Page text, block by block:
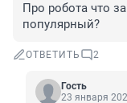
Про робота что
популярный?
ОТВЕТИТЬ 2
Гость
23 января